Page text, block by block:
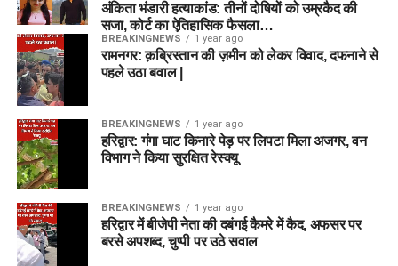
अंकिता भंडारी हत्याकांड: तीनों दोषियों को उम्रकैद की
सजा, कोर्ट का ऐतिहासिक फैसला…
BREAKINGNEWS 1 year ago
रामनगर: क़ब्रिस्तान की ज़मीन को लेकर विवाद, दफनाने से
पहले उठा बवाल |
BREAKINGNEWS 1 year ago
हरिद्वार: गंगा घाट किनारे पेड़ पर लिपटा मिला अजगर, वन
विभाग ने किया सुरक्षित रेस्क्यू
BREAKINGNEWS 1 year ago
हरिद्वार में बीजेपी नेता की दबंगई कैमरे में कैद, अफसर पर
बरसे अपशब्द, चुप्पी पर उठे सवाल